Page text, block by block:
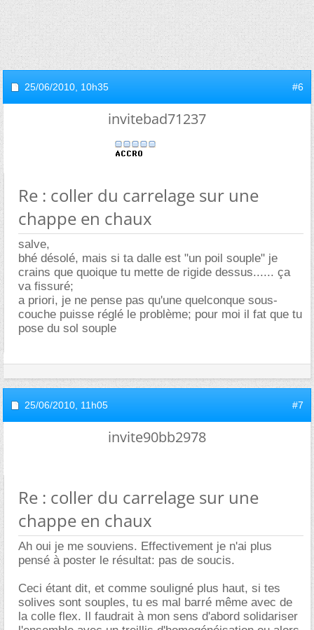
25/06/2010, 10h35 #6
invitebad71237
Re : coller du carrelage sur une
chappe en chaux
salve,
bhé désolé, mais si ta dalle est "un poil souple" je
crains que quoique tu mette de rigide dessus...... ça
va fissuré;
a priori, je ne pense pas qu'une quelconque sous-
couche puisse réglé le problème; pour moi il fat que tu
pose du sol souple
25/06/2010, 11h05 #7
invite90bb2978
Re : coller du carrelage sur une
chappe en chaux
Ah oui je me souviens. Effectivement je n'ai plus
pensé à poster le résultat: pas de soucis.
Ceci étant dit, et comme souligné plus haut, si tes
solives sont souples, tu es mal barré même avec de
la colle flex. Il faudrait à mon sens d'abord solidariser